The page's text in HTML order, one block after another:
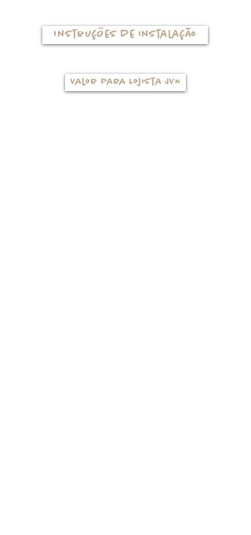
Instruções de instalação
Valor para Lojista JVN